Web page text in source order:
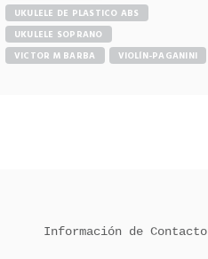
UKULELE DE PLASTICO ABS
UKULELE SOPRANO
VICTOR M BARBA
VIOLÍN-PAGANINI
Información de Contacto